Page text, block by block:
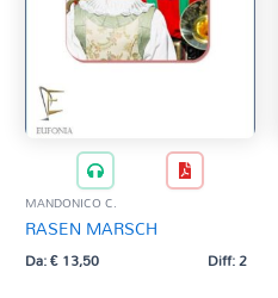
MANDONICO C.
RASEN MARSCH
Da:€13,50 Diff: 2